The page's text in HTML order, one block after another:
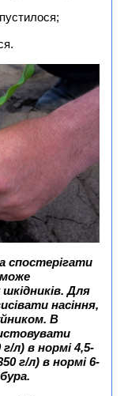
спостерігати
Для
насіння,
В
г/л) в нормі 4,5-
г/л) в нормі 6-